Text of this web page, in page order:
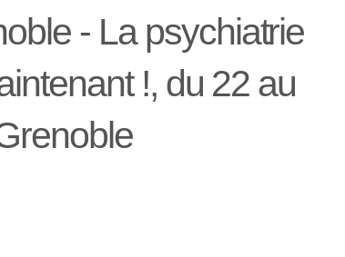
- La psychiatrie
!, du 22 au